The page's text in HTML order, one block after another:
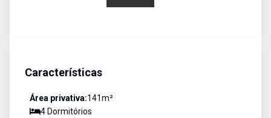
Características
Área privativa:141m²
4 Dormitórios